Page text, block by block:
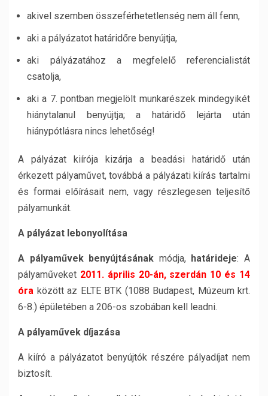
akivel szemben összeférhetetlenség nem áll fenn,
aki a pályázatot határidőre benyújtja,
aki pályázatához a megfelelő referencialistát
csatolja,
aki a 7. pontban megjelölt munkarészek mindegyikét
hiánytalanul benyújtja; a határidő lejárta után
hiánypótlásra nincs lehetőség!
A pályázat kiírója kizárja a beadási határidő után
érkezett pályaművet, továbbá a pályázati kiírás tartalmi
és formai előírásait nem, vagy részlegesen teljesítő
pályamunkát.
A pályázat lebonyolítása
A pályaművek benyújtásának módja, határideje: A
pályaműveket 2011. április 20-án, szerdán 10 és 14
óra között az ELTE BTK (1088 Budapest, Múzeum krt.
6-8.) épületében a 206-os szobában kell leadni.
A pályaművek díjazása
A kiíró a pályázatot benyújtók részére pályadíjat nem
biztosít.